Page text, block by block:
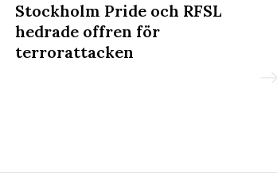
Stockholm Pride och RFSL
hedrade offren för
terrorattacken